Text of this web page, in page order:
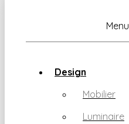
Menu
Design
Mobilier
Luminaire